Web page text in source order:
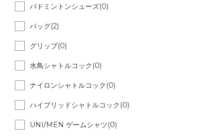
バドミントンシューズ(0)
バッグ(2)
グリップ(0)
水鳥シャトルコック(0)
ナイロンシャトルコック(0)
ハイブリッドシャトルコック(0)
UNI/MEN ゲームシャツ(0)